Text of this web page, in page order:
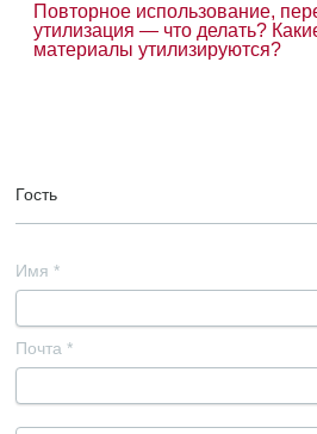
Повторное использование,
утилизация — что делать?
материалы утилизируются?
Гость
Имя *
Почта *